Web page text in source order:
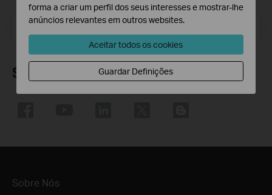
Email Address
Siga-nos
Sobre Nós
forma a criar um perfil dos seus interesses e mostrar-lhe
anúncios relevantes em outros websites.
Aceitar todos os cookies
Guardar Definições